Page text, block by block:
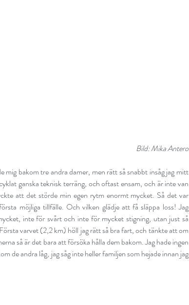
Bild: Mika Antero
mig bakom tre andra damer, men rätt så snabbt insåg jag mitt
ganska teknisk terräng, och oftast ensam, och är inte van
att det störde min egen rytm enormt mycket. Så det var
möjliga tillfälle. Och vilken glädje att få släppa loss! Jag
inte för svårt och inte för mycket stigning, utan just så
varvet (2,2 km) höll jag rätt så bra fart, och tänkte att om
så är det bara att försöka hålla dem bakom. Jag hade ingen
de andra låg, jag såg inte heller familjen som hejade innan jag